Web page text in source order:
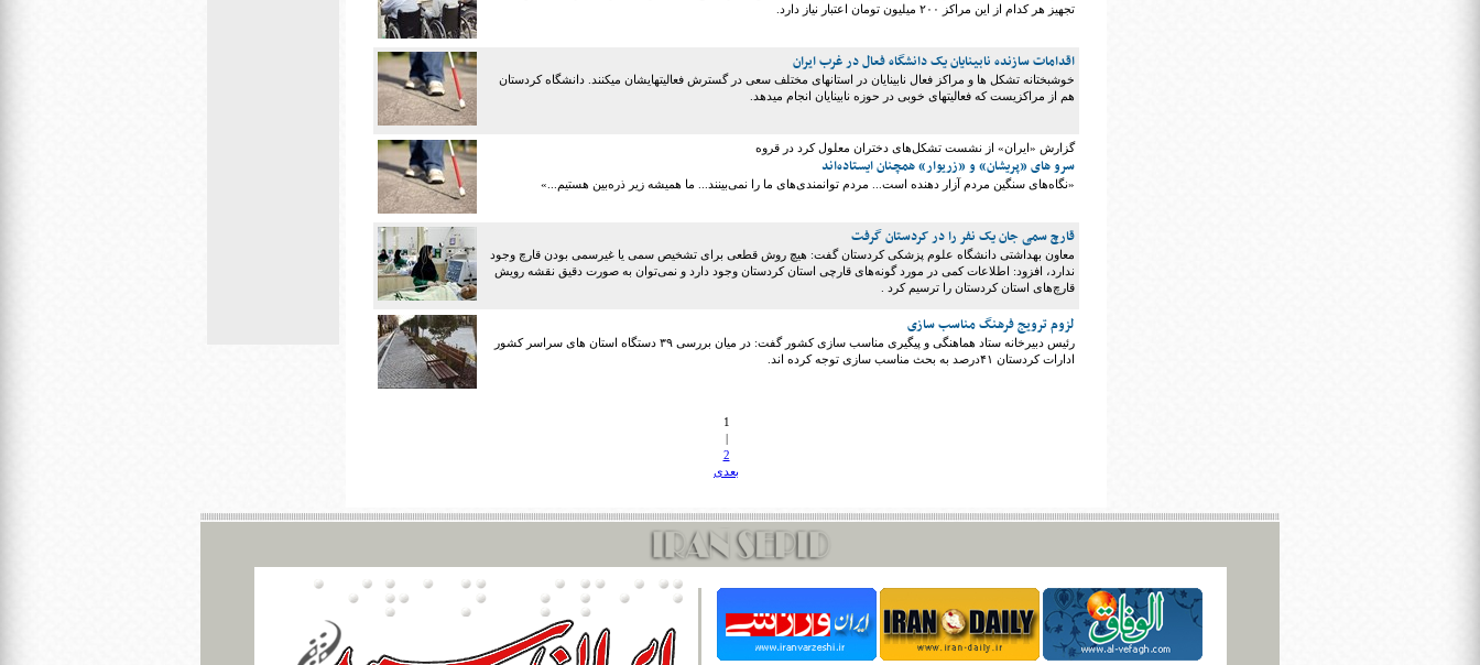
تجهیز هر کدام از این مراکز ۲۰۰ میلیون تومان اعتبار نیاز دارد.
اقدامات سازنده نابینایان یک دانشگاه فعال در غرب ایران
خوشبختانه تشکل ها و مراکز فعال نابینایان در استانهای مختلف سعی در گسترش فعالیتهایشان میکنند. دانشگاه کردستان
هم از مراکزیست که فعالیتهای خوبی در حوزه نابینایان انجام میدهد.
گزارش «ایران» از نشست تشکل‌های دختران معلول کرد در قروه
سرو های «پریشان» و «زریوار» همچنان ایستاده‌اند
«نگاه‌های سنگین مردم آزار دهنده است... مردم توانمندی‌های ما را نمی‌بینند... ما همیشه زیر ذره‌بین هستیم...»
قارچ سمی جان یک نفر را در کردستان گرفت
معاون بهداشتی دانشگاه علوم پزشکی کردستان گفت: هیچ روش قطعی برای تشخیص سمی یا غیرسمی بودن قارچ وجود
ندارد، افزود: اطلاعات کمی در مورد گونه‌های قارچی استان کردستان وجود دارد و نمی‌توان به صورت دقیق نقشه رویش
قارچ‌های استان کردستان را ترسیم کرد .
لزوم ترویج فرهنگ مناسب سازی
رئیس دبیرخانه ستاد هماهنگی و پیگیری مناسب سازی کشور گفت: در میان بررسی ۳۹ دستگاه استان های سراسر کشور
ادارات کردستان ۴۱درصد به بحث مناسب سازی توجه کرده اند.
1
|
2
بعدی